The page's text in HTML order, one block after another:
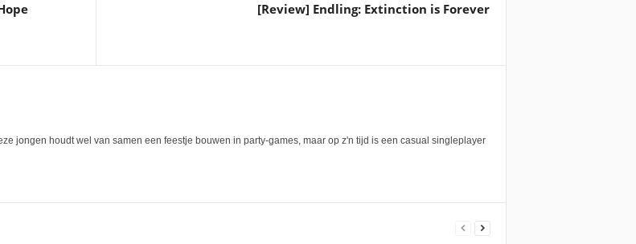
[Review] Endling: Extinction is Forever
jongen houdt wel van samen een feestje bouwen in party-games, maar op z'n tijd is een casual singleplayer